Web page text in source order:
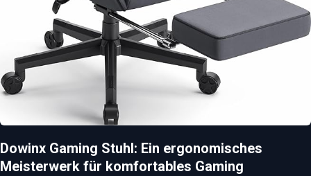
Dowinx Gaming Stuhl: Ein ergonomisches
Meisterwerk für komfortables Gaming